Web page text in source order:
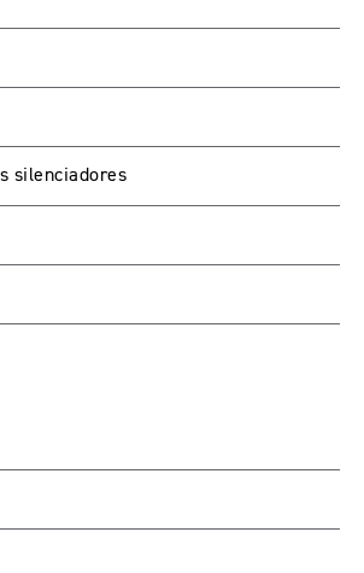
silenciadores
tienes una cuenta creada tendrás que